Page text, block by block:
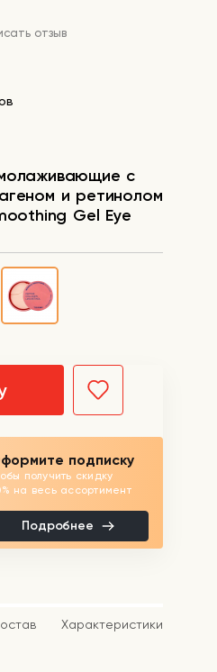
отзыв
с
и ретинолом
Gel Eye
подписку
получить скидку
на весь ассортимент
Подробнее
Характеристики